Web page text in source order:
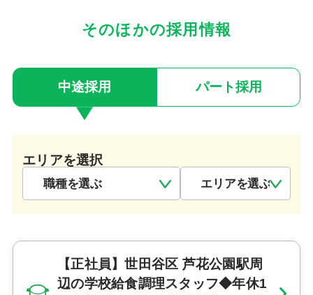
そのほかの採用情報
中途採用 パート採用
エリアを選択
【正社員】世田谷区 芦花公園駅周
辺の学校給食調理スタッフ◆年休1